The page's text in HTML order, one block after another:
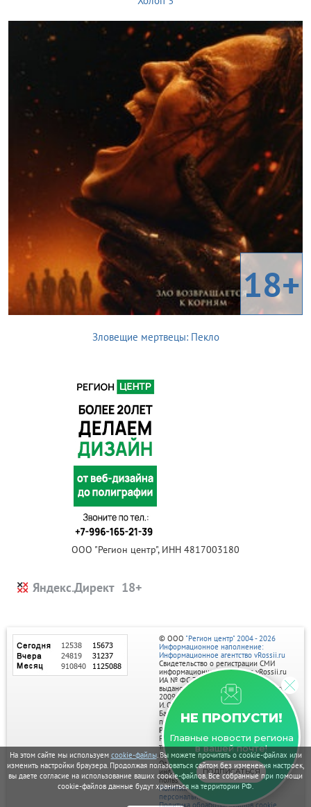
На этом сайте мы используем cookie-файлы. Вы можете прочитать о cookie-файлах или
изменить настройки браузера. Продолжая пользоваться сайтом без изменения настроек,
вы даете согласие на использование ваших cookie-файлов. Все собранные при помощи
cookie-файлов данные будут храниться на территории РФ.
18+
Зловещие мертвецы: Пекло
ООО "Регион центр", ИНН 4817003180
Яндекс.Директ
НЕ ПРОПУСТИ!
Главные новости региона
в вашей почте!
ПОДПИСАТЬСЯ
© ООО "Регион центр" 2004 - 2026
Информационное наполнение:
Информационное агентство vRossii.ru
Свидетельство о регистрации СМИ
информационного агентства vRossii.ru
ИА № ФС 77‑35502
выдано РОСКОМНАДЗОРом 04 марта
2009г.
И. О. Главного редактора Нарыков А. Н.
Баннеры на портале размещаются на
правах рекламы.
Реклама на портале:
Рекламное агентство "Умный маркетинг"
тел. 7-910-267-70-40,
email: umnyy.marketing@yandex.ru
Отдельные публикации могут содержать
информацию, не предназначенную для
пользователей до 18 лет.
Политика в отношении обработки
персональных данных
Политика обработки файлов cookie